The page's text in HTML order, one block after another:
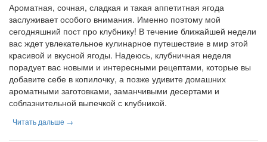
Ароматная, сочная, сладкая и такая аппетитная ягода
заслуживает особого внимания. Именно поэтому мой
сегодняшний пост про клубнику! В течение ближайшей недели
вас ждет увлекательное кулинарное путешествие в мир этой
красивой и вкусной ягоды. Надеюсь, клубничная неделя
порадует вас новыми и интересными рецептами, которые вы
добавите себе в копилочку, а позже удивите домашних
ароматными заготовками, заманчивыми десертами и
соблазнительной выпечкой с клубникой.
Читать дальше →